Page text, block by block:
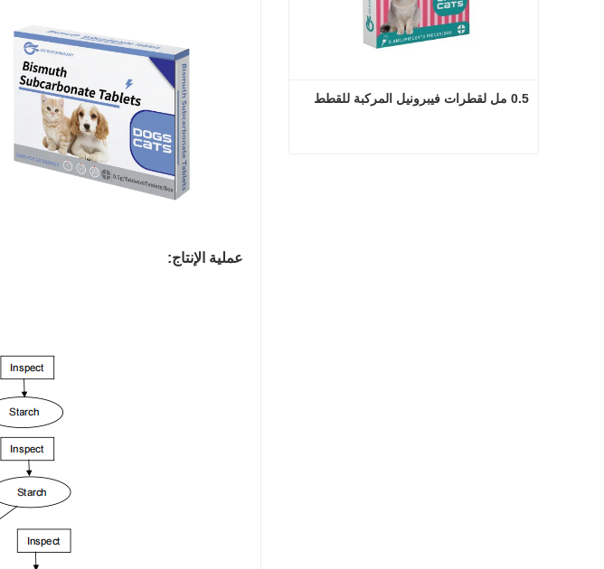
عملية الإنتاج:
0.5 مل لقطرات فيبرونيل المركبة للقطط